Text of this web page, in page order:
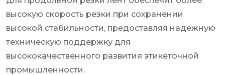
высокую скорость резки при сохранении
высокой стабильности, предоставляя надежную
техническую поддержку для
высококачественного развития этикеточной
промышленности.